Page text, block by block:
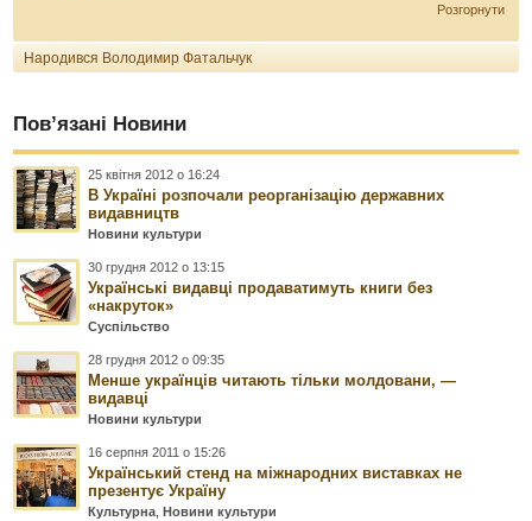
Розгорнути
Народився Володимир Фатальчук
Пов’язані Новини
25 квітня 2012 о 16:24
В Україні розпочали реорганізацію державних
видавництв
Новини культури
30 грудня 2012 о 13:15
Українські видавці продаватимуть книги без
«накруток»
Суспільство
28 грудня 2012 о 09:35
Менше українців читають тільки молдовани, —
видавці
Новини культури
16 серпня 2011 о 15:26
Український стенд на міжнародних виставках не
презентує Україну
Культурна ,Новини культури